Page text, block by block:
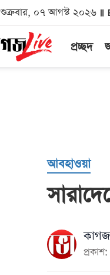
শুক্রবার, ০৭ আগস্ট ২০২৬
প্রচ্ছদ
আবহাওয়া